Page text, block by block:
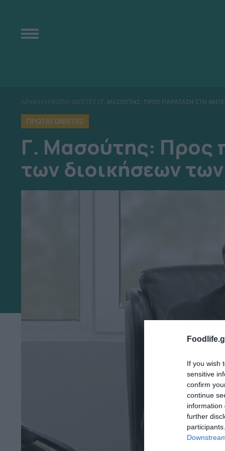
If you wish
sensitive
confirm
continue
information
further
ΑΡΧΙΚΗ / ΠΡΩΤΑΓΩΝΙΣΤΕΣ / Γ. ΜΑΣΟΥΤΗΣ: ΠΡΟΣ ΠΑΡΑΤΑΣΗ ΣΤΗ
ΠΡΩΤΑΓΩΝΙΣΤΕΣ
Γ. Μασούτης: Προς
των διοικήσεων